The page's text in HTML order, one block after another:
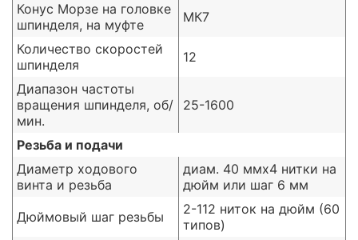
Конус Морзе на головке
шпинделя, на муфте
MК7
Количество скоростей
шпинделя
12
Диапазон частоты
вращения шпинделя, об/
мин.
25-1600
Резьба и подачи
Диаметр ходового
винта и резьба
диам. 40 ммх4 нитки на
дюйм или шаг 6 мм
Дюймовый шаг резьбы
2-112 ниток на дюйм (60
типов)